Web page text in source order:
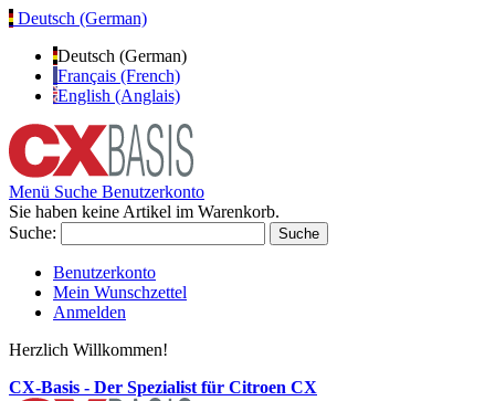
Deutsch (German)
Deutsch (German)
Français (French)
English (Anglais)
Menü Suche Benutzerkonto
Sie haben keine Artikel im Warenkorb.
Suche:
Suche
Benutzerkonto
Mein Wunschzettel
Anmelden
Herzlich Willkommen!
CX-Basis - Der Spezialist für Citroen CX